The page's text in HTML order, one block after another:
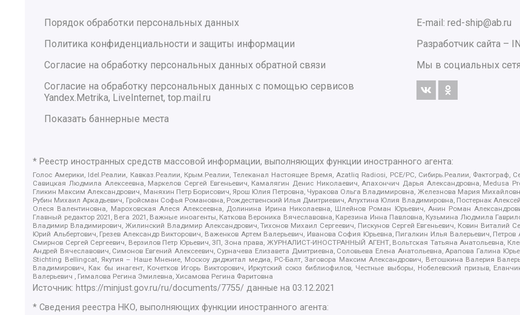
Порядок обработки персональных данных
Политика конфиденциальности и защиты информации
Согласие на обработку персональных данных обратной связи
Согласие на обработку персональных данных с помощью сервисов
Yandex.Metrika, LiveInternet, top.mail.ru
Показать баннерные места
E-mail: red-ship@ab.ru
Разработчик сайта –
Мы в социальных
* Реестр иностранных средств массовой информации, выполняющих функции иностранного агента:
Голос Америки, Idel.Реалии, Кавказ.Реалии, Крым.Реалии, Телеканал Настоящее Время, Azatliq Radiosi, PCE/PC, Сибирь.Реалии, Фактограф,
Савицкая Людмила Алексеевна, Маркелов Сергей Евгеньевич, Камалягин Денис Николаевич, Апахончич Дарья Александровна, Medusa
Гликин Максим Александрович, Маняхин Петр Борисович, Ярош Юлия Петровна, Чуракова Ольга Владимировна, Железнова Мария
Рубин Михаил Аркадьевич, Гройсман Софья Романовна, Рождественский Илья Дмитриевич, Апухтина Юлия Владимировна, Постернак
Олеся Валентиновна, Мароховская Алеся Алексеевна, Долинина Ирина Николаевна, Шлейнов Роман Юрьевич, Анин Роман
Главный редактор 2021, Вега 2021, Важные иноагенты, Каткова Вероника Вячеславовна, Карезина Инна Павловна, Кузьмина Людмила
Владимир Владимирович, Жилинский Владимир Александрович, Тихонов Михаил Сергеевич, Пискунов Сергей Евгеньевич, Ковин Виталий
Юрий Альбертович, Грезев Александр Викторович, Важенков Артем Валерьевич, Иванова София Юрьевна, Пигалкин Илья Валерьевич,
Смирнов Сергей Сергеевич, Верзилов Петр Юрьевич, ЗП, Зона права, ЖУРНАЛИСТ-ИНОСТРАННЫЙ АГЕНТ, Вольтская Татьяна Анатольевна,
Андрей Вячеславович, Симонов Евгений Алексеевич, Сурначева Елизавета Дмитриевна, Соловьева Елена Анатольевна, Арапова Галина
Stichting Bellingcat, Якутия – Наше Мнение, Москоу диджитал медиа, РС-Балт, Заговора Максим Александрович, Ветошкина Валерия
Владимирович, Как бы инагент, Кочетков Игорь Викторович, Иркутский союз библиофилов, Честные выборы, Нобелевский призыв,
Валерьевич , Гималова Регина Эмилевна, Хисамова Регина Фаритовна
Источник: https://minjust.gov.ru/ru/documents/7755/ данные на03.12.2021
* Сведения реестра НКО, выполняющих функции иностранного агента: